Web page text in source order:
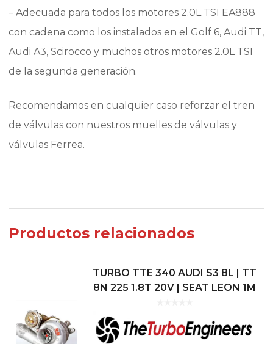
– Adecuada para todos los motores 2.0L TSI EA888
con cadena como los instalados en el Golf 6, Audi TT,
Audi A3, Scirocco y muchos otros motores 2.0L TSI
de la segunda generación.
Recomendamos en cualquier caso reforzar el tren
de válvulas con nuestros muelles de válvulas y
válvulas Ferrea.
Productos relacionados
TURBO TTE 340 AUDI S3 8L | TT
8N 225 1.8T 20V | SEAT LEON 1M